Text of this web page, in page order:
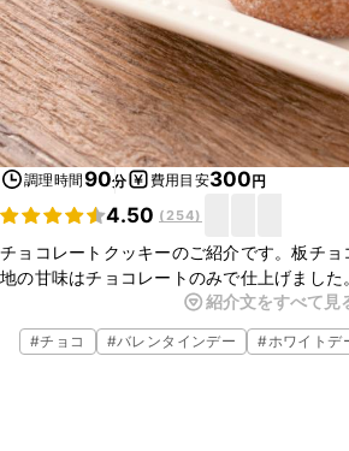
調理時間90分 費用目安300円
4.50 (254)
チョコレートクッキーのご紹介です。板チ
地の甘味はチョコレートのみで仕上げました
た生地よりも、ミルクチョコレートの味わい
作ってみてくださいね。
紹介文をすべて見
#チョコ #バレンタインデー #ホワイトデ